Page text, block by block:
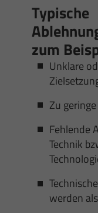
Typische
zum
Unklare
Zu
Fehlende
Technik
werden